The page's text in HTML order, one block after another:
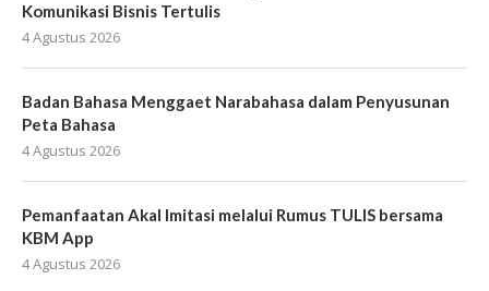
Komunikasi Bisnis Tertulis
4 Agustus 2026
Badan Bahasa Menggaet Narabahasa dalam Penyusunan
Peta Bahasa
4 Agustus 2026
Pemanfaatan Akal Imitasi melalui Rumus TULIS bersama
KBM App
4 Agustus 2026